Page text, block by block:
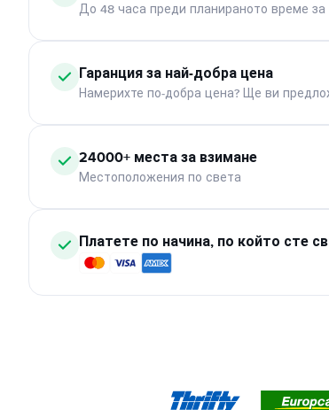
До 48 часа преди планираното време за
Гаранция за най-добра цена
Намерихте по-добра цена? Ще ви
24000+ места за взимане
Местоположения по света
Платете по начина, по който сте